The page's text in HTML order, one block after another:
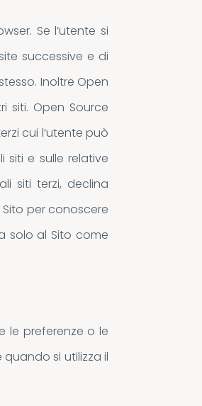
Se l’utente si
successive e di
Inoltre Open
siti. Open Source
cui l’utente può
e sulle relative
siti terzi, declina
per conoscere
solo al Sito come
le preferenze o le
si utilizza il